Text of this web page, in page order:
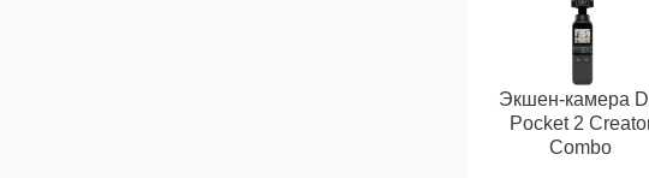
Экшен-камера
Pocket 2
Combo